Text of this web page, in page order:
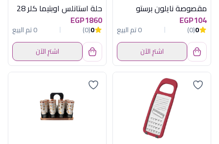
مقصوصة نايلون برستو
EGP104
0
(0)
0 تم البيع
اشترِ الآن
حلة استانلس اوبتيما كلر 28
EGP1860
0
(0)
0 تم البيع
اشترِ الآن